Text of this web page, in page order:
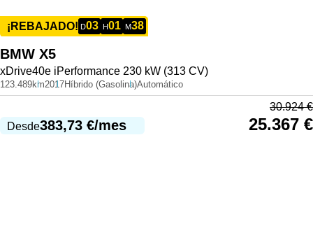
¡REBAJADO! D03 H01 M38
BMW X5
xDrive40e iPerformance 230 kW (313 CV)
123.489km2017Híbrido (Gasolina)Automático
Desde383,73 €/mes
30.924€
25.367 €